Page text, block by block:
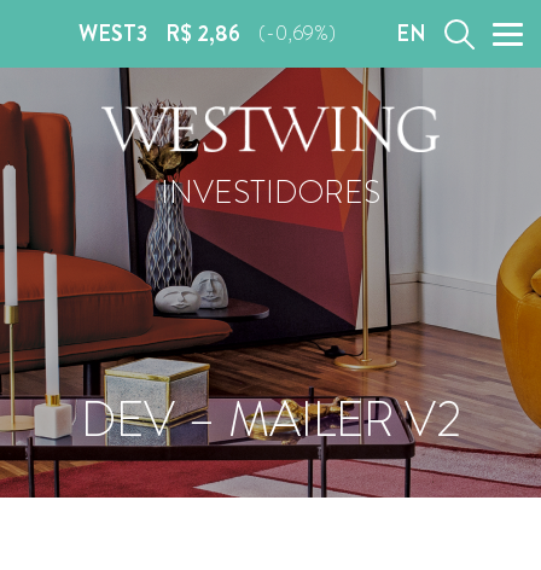
WEST3 R$ 2,86 (-0,69%) EN
INVESTIDORES
DEV – MAILER V2